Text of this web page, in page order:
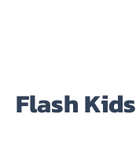
Flash Kids